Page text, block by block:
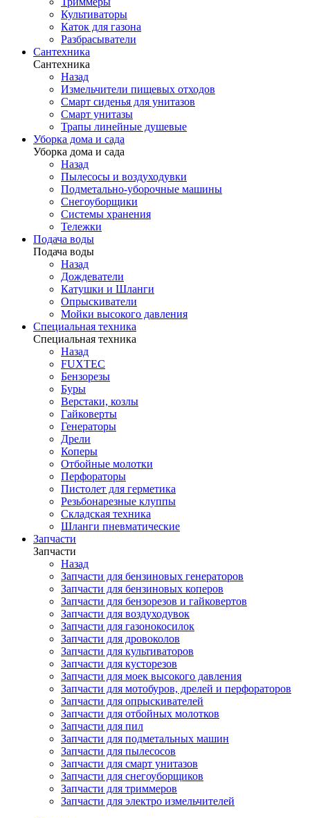
Культиваторы
Каток для газона
Разбрасыватели
Сантехника
Сантехника
Назад
Измельчители пищевых отходов
Смарт сиденья для унитазов
Смарт унитазы
Трапы линейные душевые
Уборка дома и сада
Уборка дома и сада
Назад
Пылесосы и воздуходувки
Подметально-уборочные машины
Снегоуборщики
Системы хранения
Тележки
Подача воды
Подача воды
Назад
Дождеватели
Катушки и Шланги
Опрыскиватели
Мойки высокого давления
Специальная техника
Специальная техника
Назад
FUXTEC
Бензорезы
Буры
Верстаки, козлы
Гайковерты
Генераторы
Дрели
Коперы
Отбойные молотки
Перфораторы
Пистолет для герметика
Резьбонарезные клуппы
Складская техника
Шланги пневматические
Запчасти
Запчасти
Назад
Запчасти для бензиновых генераторов
Запчасти для бензиновых коперов
Запчасти для бензорезов и гайковертов
Запчасти для воздуходувок
Запчасти для газонокосилок
Запчасти для дровоколов
Запчасти для культиваторов
Запчасти для кусторезов
Запчасти для моек высокого давления
Запчасти для мотобуров, дрелей и перфораторов
Запчасти для опрыскивателей
Запчасти для отбойных молотков
Запчасти для пил
Запчасти для подметальных машин
Запчасти для пылесосов
Запчасти для смарт унитазов
Запчасти для снегоуборщиков
Запчасти для триммеров
Запчасти для электро измельчителей